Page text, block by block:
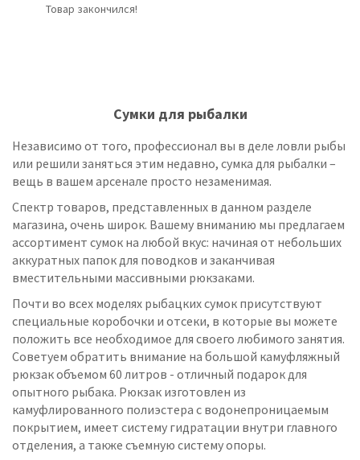
Товар закончился!
Сумки для рыбалки
Независимо от того, профессионал вы в деле ловли рыбы
или решили заняться этим недавно, сумка для рыбалки –
вещь в вашем арсенале просто незаменимая.
Спектр товаров, представленных в данном разделе
магазина, очень широк. Вашему вниманию мы предлагаем
ассортимент сумок на любой вкус: начиная от небольших
аккуратных папок для поводков и заканчивая
вместительными массивными рюкзаками.
Почти во всех моделях рыбацких сумок присутствуют
специальные коробочки и отсеки, в которые вы можете
положить все необходимое для своего любимого занятия.
Советуем обратить внимание на большой камуфляжный
рюкзак объемом 60 литров - отличный подарок для
опытного рыбака. Рюкзак изготовлен из
камуфлированного полиэстера с водонепроницаемым
покрытием, имеет систему гидратации внутри главного
отделения, а также съемную систему опоры.